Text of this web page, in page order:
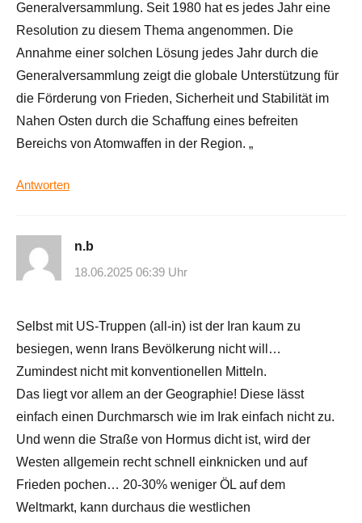
Generalversammlung. Seit 1980 hat es jedes Jahr eine
Resolution zu diesem Thema angenommen. Die
Annahme einer solchen Lösung jedes Jahr durch die
Generalversammlung zeigt die globale Unterstützung für
die Förderung von Frieden, Sicherheit und Stabilität im
Nahen Osten durch die Schaffung eines befreiten
Bereichs von Atomwaffen in der Region. „
Antworten
n.b
18.06.2025 06:39 Uhr
Selbst mit US-Truppen (all-in) ist der Iran kaum zu
besiegen, wenn Irans Bevölkerung nicht will…
Zumindest nicht mit konventionellen Mitteln.
Das liegt vor allem an der Geographie! Diese lässt
einfach einen Durchmarsch wie im Irak einfach nicht zu.
Und wenn die Straße von Hormus dicht ist, wird der
Westen allgemein recht schnell einknicken und auf
Frieden pochen… 20-30% weniger ÖL auf dem
Weltmarkt, kann durchaus die westlichen